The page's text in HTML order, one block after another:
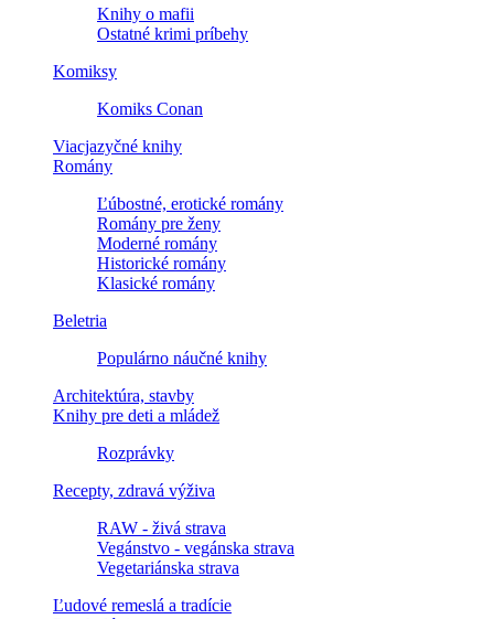
Knihy o mafii
Ostatné krimi príbehy
Komiksy
Komiks Conan
Viacjazyčné knihy
Romány
Ľúbostné, erotické romány
Romány pre ženy
Moderné romány
Historické romány
Klasické romány
Beletria
Populárno náučné knihy
Architektúra, stavby
Knihy pre deti a mládež
Rozprávky
Recepty, zdravá výživa
RAW - živá strava
Vegánstvo - vegánska strava
Vegetariánska strava
Ľudové remeslá a tradície